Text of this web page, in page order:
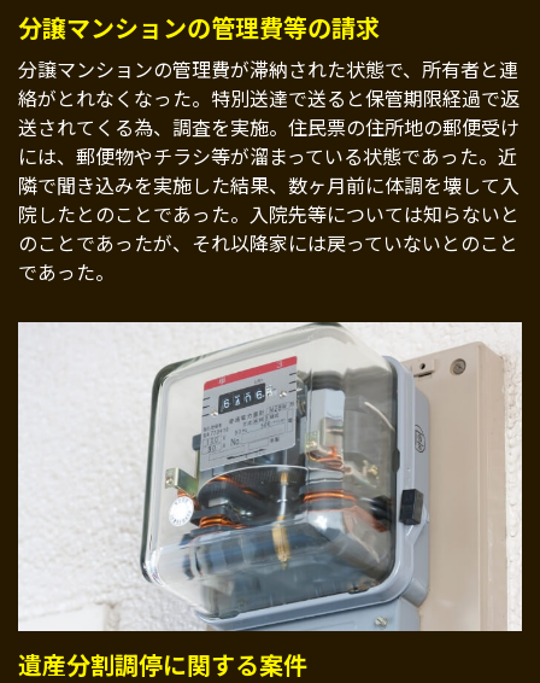
分譲マンションの管理費等の請求
分譲マンションの管理費が滞納された状態で、所有者と連
絡がとれなくなった。特別送達で送ると保管期限経過で返
送されてくる為、調査を実施。住民票の住所地の郵便受け
には、郵便物やチラシ等が溜まっている状態であった。近
隣で聞き込みを実施した結果、数ヶ月前に体調を壊して入
院したとのことであった。入院先等については知らないと
のことであったが、それ以降家には戻っていないとのこと
であった。
遺産分割調停に関する案件